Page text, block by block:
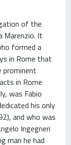
of the
Marenzio. It
formed a
in Rome that
prominent
in Rome
was Fabio
his only
and who was
Ingegneri
man he had